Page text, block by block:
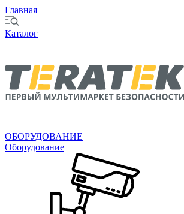
Главная
Каталог
ОБОРУДОВАНИЕ
Оборудование